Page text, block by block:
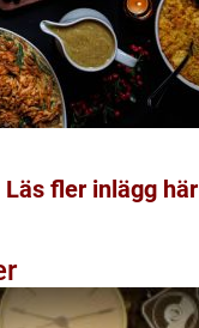
Läs fler inlägg här